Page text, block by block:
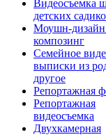
Видеосъемка
детских
Моушн-
композинг
Семейное
выписки из
другое
Репортажная
Репортажная
видеосъемка
Двухкамерная